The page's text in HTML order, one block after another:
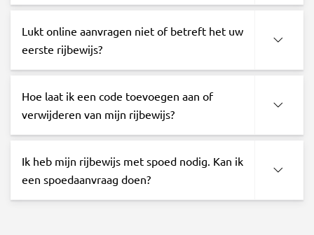
Lukt online aanvragen niet of betreft het uw
eerste rijbewijs?
Hoe laat ik een code toevoegen aan of
verwijderen van mijn rijbewijs?
Ik heb mijn rijbewijs met spoed nodig. Kan ik
een spoedaanvraag doen?